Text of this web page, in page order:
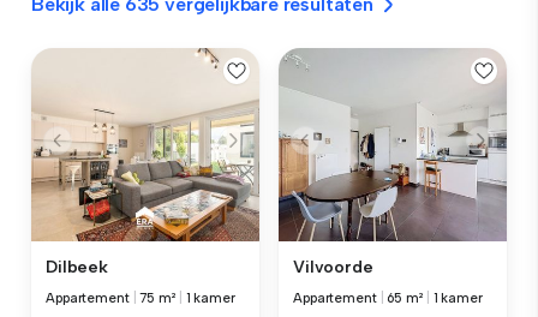
Dilbeek
Appartement |75 m² 1 kamer
Vilvoorde
Appartement 65 m² 1 kamer